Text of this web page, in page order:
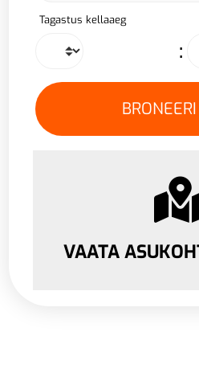
Tagastus kellaaeg
:
VAATA